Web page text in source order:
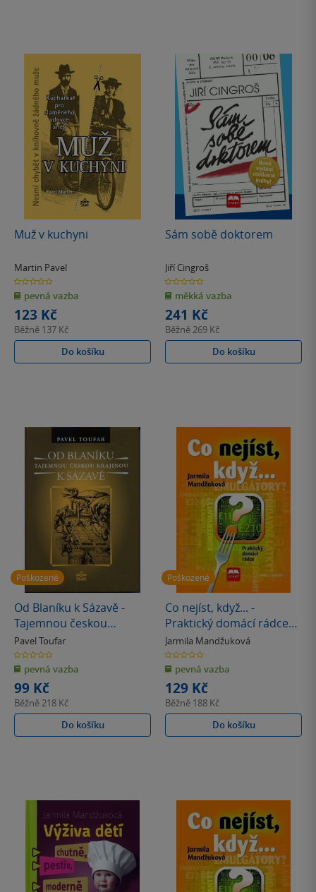
Muž v kuchyni
Martin Pavel
0.0
z
5
hvězdiček
pevná vazba
123 Kč
Běžně 137 Kč
Do košíku
Sám sobě doktorem
Jiří Cingroš
0.0
z
5
hvězdiček
měkká vazba
241 Kč
Běžně269 Kč
Do košíku
Poškozené
Od Blaníku k Sázavě -
Tajemnou českou
krajinou (poškozená)
Pavel Toufar
0.0
z
5
hvězdiček
pevná vazba
99 Kč
Běžně218 Kč
Do košíku
Poškozené
Co nejíst, když... -
Praktický domácí rádce
(poškozená)
Jarmila Mandžuková
0.0
z
5
hvězdiček
pevná vazba
129 Kč
Běžně 188 Kč
Do košíku